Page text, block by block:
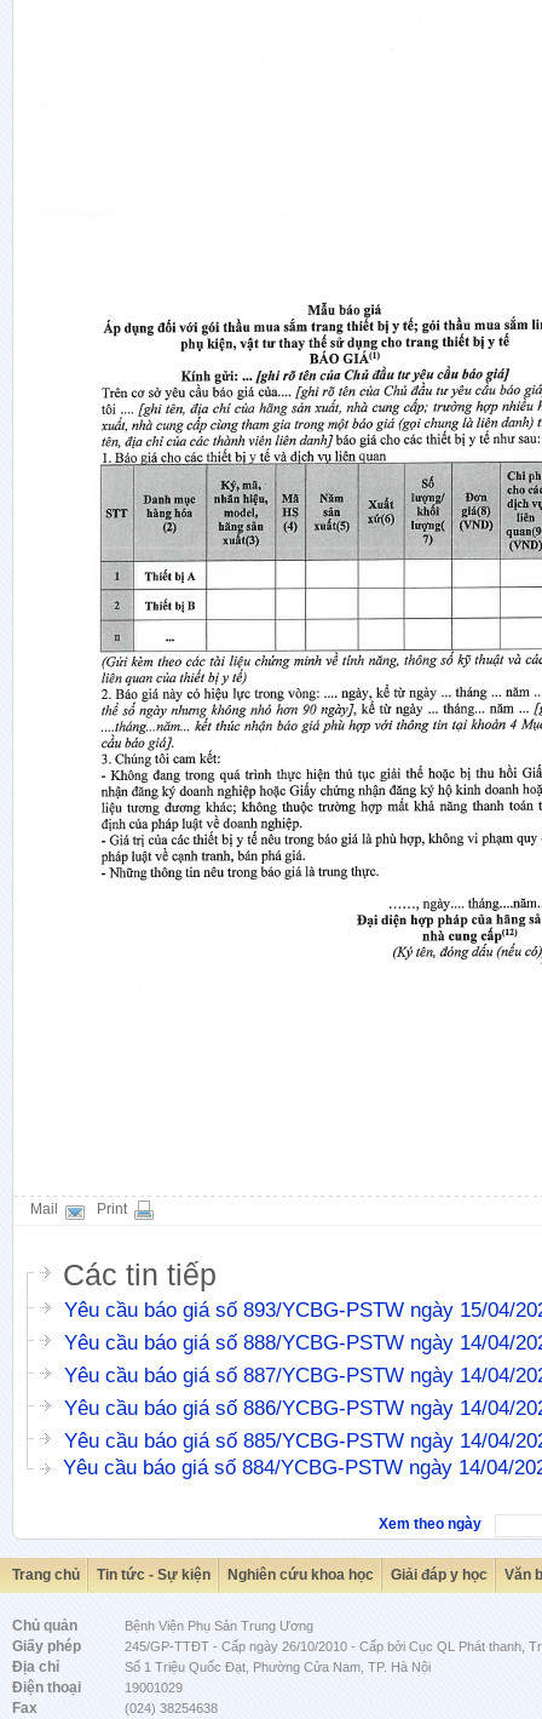
Mail Print
Các tin tiếp
Yêu cầu báo giá số 893/YCBG-PSTW ngày 15/04/
Yêu cầu báo giá số 888/YCBG-PSTW ngày 14/04/
Yêu cầu báo giá số 887/YCBG-PSTW ngày 14/04/
Yêu cầu báo giá số 886/YCBG-PSTW ngày 14/04/
Yêu cầu báo giá số 885/YCBG-PSTW ngày 14/04/
Yêu cầu báo giá số 884/YCBG-PSTW ngày 14/04/
Xem theo ngày
Trang chủ Tin tức - Sự kiện Nghiên cứu khoa học Giải đáp y học Văn
Chủ quản Bệnh Viện Phụ Sản Trung Ương
Giấy phép 245/GP-TTĐT - Cấp ngày 26/10/2010 - Cấp bởi Cục QL Phát thanh,
Địa chỉ Số 1 Triệu Quốc Đạt, Phường Cửa Nam, TP. Hà Nội
Điện thoại 19001029
Fax (024) 38254638